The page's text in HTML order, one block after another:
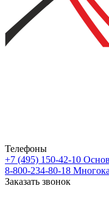
Телефоны
+7 (495) 150-42-10
8-800-234-80-18
Заказать звонок